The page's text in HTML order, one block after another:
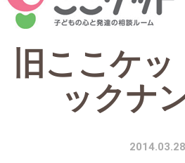
旧ここケ
ックナ
2014.03.28